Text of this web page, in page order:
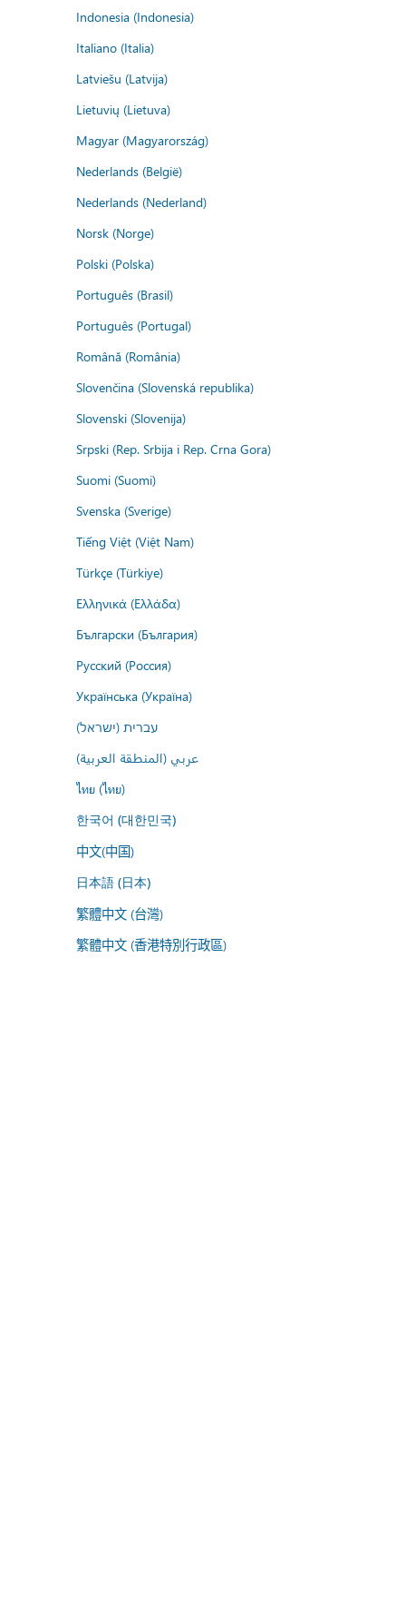
Indonesia (Indonesia)
Italiano (Italia)
Latviešu (Latvija)
Lietuvių (Lietuva)
Magyar (Magyarország)
Nederlands (België)
Nederlands (Nederland)
Norsk (Norge)
Polski (Polska)
Português (Brasil)
Português (Portugal)
Română (România)
Slovenčina (Slovenská republika)
Slovenski (Slovenija)
Srpski (Rep. Srbija i Rep. Crna Gora)
Suomi (Suomi)
Svenska (Sverige)
Tiếng Việt (Việt Nam)
Türkçe (Türkiye)
Ελληνικά (Ελλάδα)
Български (България)
Русский (Россия)
Українська (Україна)
עברית (ישראל)
عربي (المنطقة العربية)
ไทย (ไทย)
한국어 (대한민국)
中文(中国)
日本語 (日本)
繁體中文 (台灣)
繁體中文 (香港特別行政區)